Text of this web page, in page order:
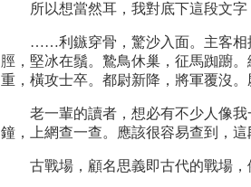
所以想當然耳，我對底下這段文字
……利鏃穿骨，驚沙入面。主客相搏
脛，堅冰在鬚。鷙鳥休巢，征馬踟躕
重，橫攻士卒。都尉新降，將軍覆沒
老一輩的讀者，想必有不少人像我
鐘，上網查一查。應該很容易查到，
古戰場，顧名思義即古代的戰場，